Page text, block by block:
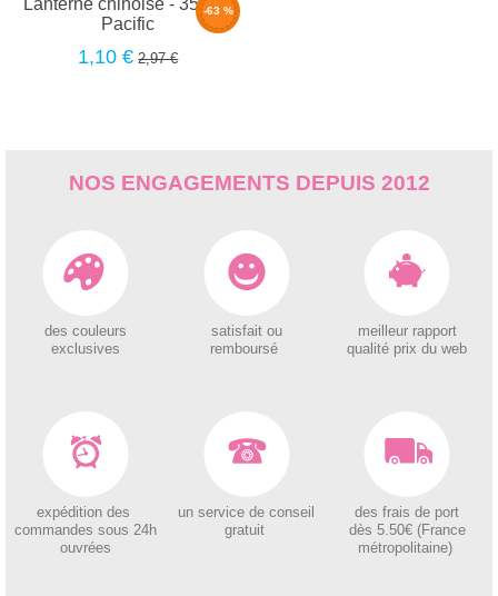
-63 %
Lanterne chinoise - 35cm -
Pacific
1,10 € 2,97 €
NOS ENGAGEMENTS DEPUIS 2012
des couleurs
exclusives
satisfait ou
remboursé
meilleur rapport
qualité prix du web
expédition des
commandes sous 24h
ouvrées
un service de conseil
gratuit
des frais de port
dès 5.50€ (France
métropolitaine)